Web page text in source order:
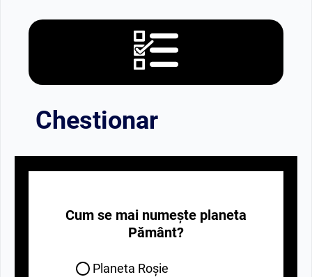
Chestionar
Cum se mai numește planeta
Pământ?
Planeta Roșie